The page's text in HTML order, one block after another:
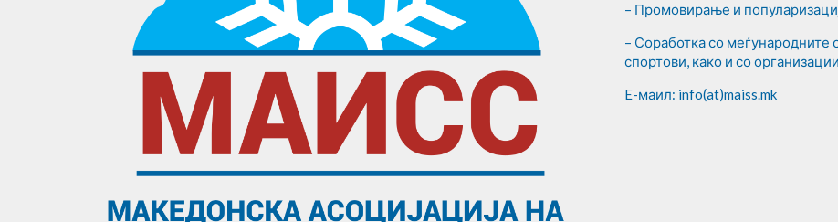
– Промовирање и
– Соработка со меѓународните
спортови, како и со
E-маил: info(at)maiss.mk